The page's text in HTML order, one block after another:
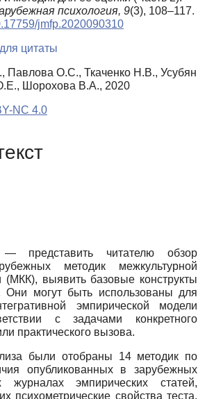
психология, 9(3), 108–117.
jmfp.2020090310
цитаты
Павлова О.С., Ткаченко Н.В., Усубян
Шорохова В.А., 2020
NC 4.0
представить читателю обзор
методик межкультурной
(МКК), выявить базовые конструкты
Они могут быть использованы для
эмпирической модели
с задачами конкретного
практического вызова.
были отобраны 14 методик по
опубликованных в зарубежных
журналах эмпирических статей,
психометрические свойства теста.